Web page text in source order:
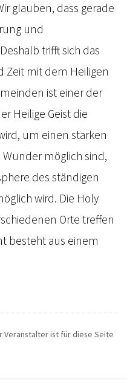
glauben, dass gerade
und
trifft sich das
Zeit mit dem Heiligen
ist einer der
Heilige Geist die
um einen starken
möglich sind,
des ständigen
wird. Die Holy
Orte treffen
besteht aus einem
Veranstalter ist für diese Seite